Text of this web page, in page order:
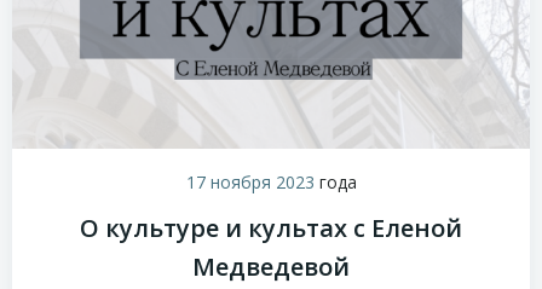
17 ноября 2023 года
О культуре и культах с Еленой
Медведевой